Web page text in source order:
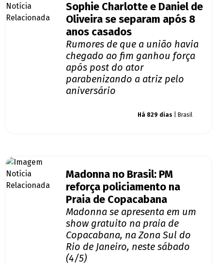
Sophie Charlotte e Daniel de
Oliveira se separam após 8
anos casados
Rumores de que a união havia
chegado ao fim ganhou força
após post do ator
parabenizando a atriz pelo
aniversário
Há 829 dias | Brasil
Madonna no Brasil: PM
reforça policiamento na
Praia de Copacabana
Madonna se apresenta em um
show gratuito na praia de
Copacabana, na Zona Sul do
Rio de Janeiro, neste sábado
(4/5)